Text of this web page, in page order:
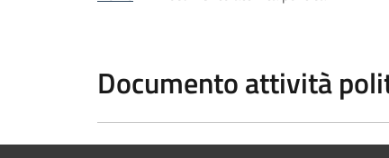
Documento attività